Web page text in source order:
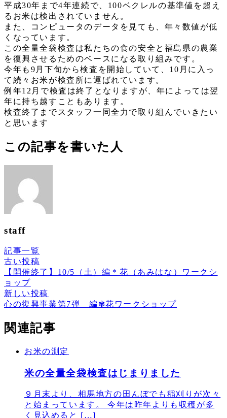
平成30年まで4年連続で、100ベクレルの基準値を超え
るお米は検出されていません。
また、コンピュータのデータを見ても、年々数値が低
くなっています。
この全量全袋検査は私たちの食の安全と福島県の農業
を復興させるためのベースになる取り組みです。
今年も9月下旬から検査を開始していて、10月に入っ
て続々お米が検査所に運ばれています。
例年12月で検査は終了となりますが、年によっては翌
年に持ち越すこともあります。
検査終了までスタッフ一同全力で取り組んでいきたい
と思います
この記事を書いた人
staff
記事一覧
古い投稿
【開催終了】10/5（土）編＊花（あみはな）ワークシ
ョップ
新しい投稿
心の復興事業第7弾 編✾花ワークショップ
関連記事
お米の測定
米の全量全袋検査はじまりました
９月末より、相馬地方の田んぼでも稲刈りが次々
と始まっています。 今年は昨年よりも収穫が多
く見込めると […]